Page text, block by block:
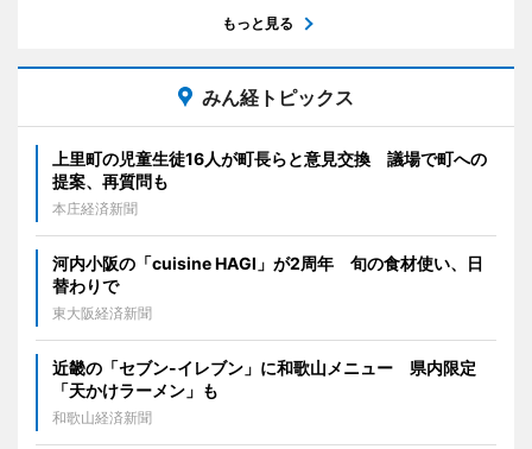
もっと見る
みん経トピックス
上里町の児童生徒16人が町長らと意見交換 議場で町への
提案、再質問も
本庄経済新聞
河内小阪の「cuisine HAGI」が2周年 旬の食材使い、日
替わりで
東大阪経済新聞
近畿の「セブン-イレブン」に和歌山メニュー 県内限定
「天かけラーメン」も
和歌山経済新聞